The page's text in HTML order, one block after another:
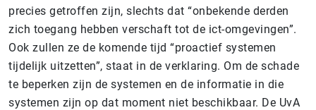
precies getroffen zijn, slechts dat “onbekende derden
zich toegang hebben verschaft tot de ict-omgevingen”.
Ook zullen ze de komende tijd “proactief systemen
tijdelijk uitzetten”, staat in de verklaring. Om de schade
te beperken zijn de systemen en de informatie in die
systemen zijn op dat moment niet beschikbaar. De UvA